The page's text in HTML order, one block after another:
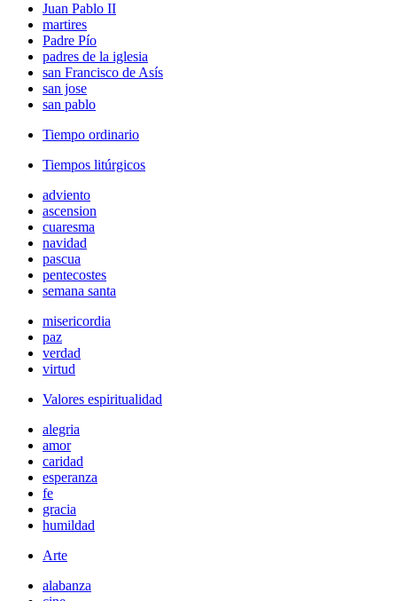
Juan Pablo II
martires
Padre Pío
padres de la iglesia
san Francisco de Asís
san jose
san pablo
Tiempo ordinario
Tiempos litúrgicos
adviento
ascension
cuaresma
navidad
pascua
pentecostes
semana santa
misericordia
paz
verdad
virtud
Valores espiritualidad
alegria
amor
caridad
esperanza
fe
gracia
humildad
Arte
alabanza